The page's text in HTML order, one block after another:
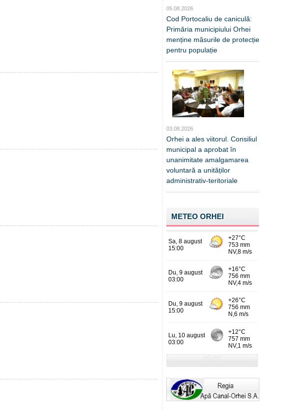
05.08.2026
Cod Portocaliu de caniculă:
Primăria municipiului Orhei
menține măsurile de protecție
pentru populație
03.08.2026
Orhei a ales viitorul. Consiliul
municipal a aprobat în
unanimitate amalgamarea
voluntară a unităților
administrativ-teritoriale
METEO ORHEI